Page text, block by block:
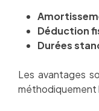
Déduction
Durées
Les avantages
méthodiquement